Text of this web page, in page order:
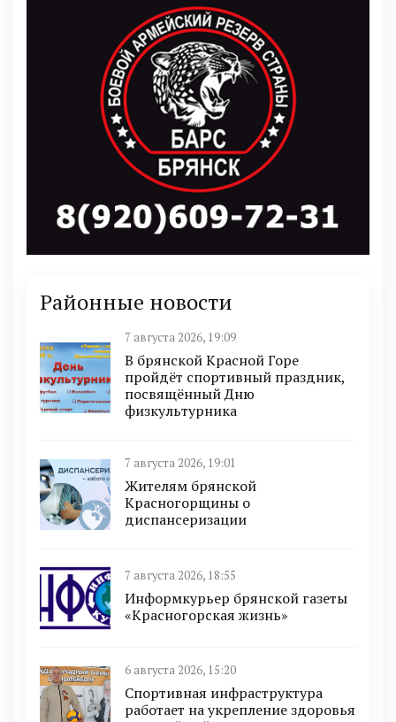
Районные новости
7 августа 2026, 19:09
В брянской Красной Горе
пройдёт спортивный праздник,
посвящённый Дню
физкультурника
7 августа 2026, 19:01
Жителям брянской
Красногорщины о
диспансеризации
7 августа 2026, 18:55
Информкурьер брянской газеты
«Красногорская жизнь»
6 августа 2026, 15:20
Спортивная инфраструктура
работает на укрепление здоровья